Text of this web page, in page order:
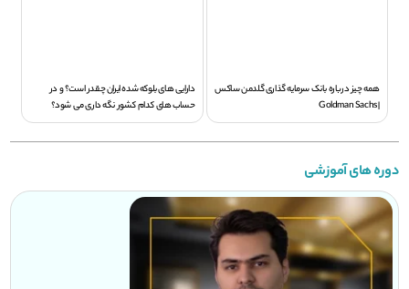
همه چیز درباره بانک سرمایه گذاری گلدمن ساکس
| Goldman Sachs
دارایی های بلوکه شده ایران چقدر است؟ و در
حساب های کدام کشور نگه داری می شود؟
دوره های آموزشی